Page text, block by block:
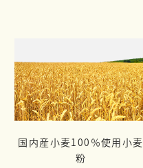
国内産小麦100％使用小麦
粉